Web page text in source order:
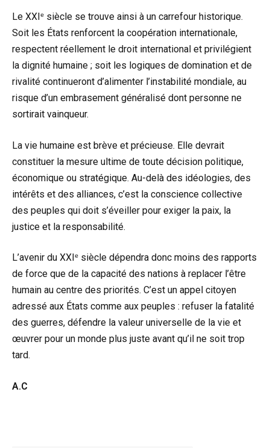
Le XXIᵉ siècle se trouve ainsi à un carrefour historique.
Soit les États renforcent la coopération internationale,
respectent réellement le droit international et privilégient
la dignité humaine ; soit les logiques de domination et de
rivalité continueront d’alimenter l’instabilité mondiale, au
risque d’un embrasement généralisé dont personne ne
sortirait vainqueur.
La vie humaine est brève et précieuse. Elle devrait
constituer la mesure ultime de toute décision politique,
économique ou stratégique. Au-delà des idéologies, des
intérêts et des alliances, c’est la conscience collective
des peuples qui doit s’éveiller pour exiger la paix, la
justice et la responsabilité.
L’avenir du XXIᵉ siècle dépendra donc moins des rapports
de force que de la capacité des nations à replacer l’être
humain au centre des priorités. C’est un appel citoyen
adressé aux États comme aux peuples : refuser la fatalité
des guerres, défendre la valeur universelle de la vie et
œuvrer pour un monde plus juste avant qu’il ne soit trop
tard.
A.C